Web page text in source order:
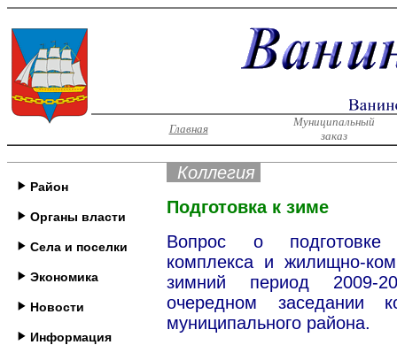
Главная
Муниципальный
заказ
Район
Органы власти
Села и поселки
Экономика
Новости
Информация
Коллегия
Подготовка к зиме
Вопрос о подготовке
комплекса и жилищно-
зимний период 2009-
очередном заседании
муниципального района.